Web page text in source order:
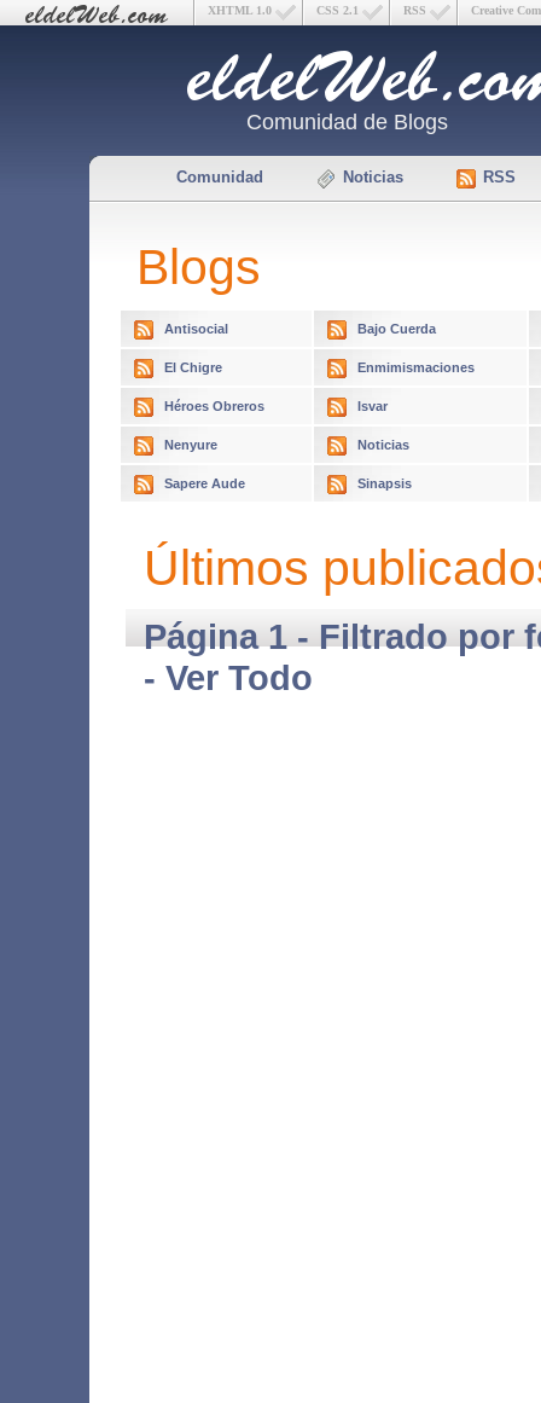
Creative
RSS
CSS 2.1
XHTML 1.0
Comunidad de Blogs
Comunidad Noticias RSS
Blogs
Antisocial Bajo Cuerda
El Chigre Enmimismaciones
Héroes Obreros Isvar
Nenyure Noticias
Sapere Aude Sinapsis
Últimos
Página 1 - Filtrado por
- Ver Todo